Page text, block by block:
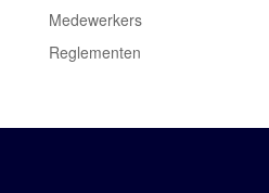
Medewerkers
Reglementen